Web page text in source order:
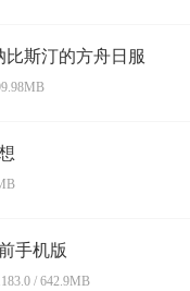
比斯汀的方舟日服
手机版
/ 642.9MB